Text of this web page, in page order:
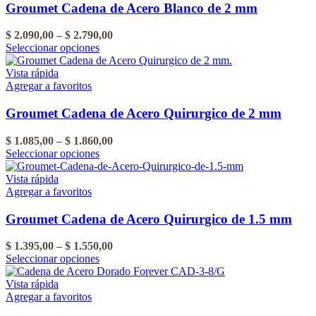
producto
$ 2.015,00
Las
opciones
se
pueden
elegir
en
producto
Groumet Cadena de Acero Blanco de 2 mm
$ 2.090,00 – $ 2.790,00Rango
precios:
$ 2.790,00
Seleccionar opcionesEste
producto
Las
se
pueden
elegir
en
producto
Vista rápida
Agregar a favoritos
Groumet Cadena de Acero Quirurgico de 2 mm
$ 1.085,00 – $ 1.860,00Rango
precios:
$ 1.860,00
Seleccionar opcionesEste
producto
Las
opciones
se
pueden
elegir
en
Vista rápida
Agregar a favoritos
Groumet Cadena de Acero Quirurgico de 1.5 mm
$ 1.395,00 – $ 1.550,00Rango
precios:
Seleccionar opcionesEste
producto
Vista rápida
Agregar a favoritos